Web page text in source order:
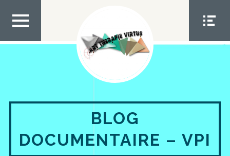
contenu
MEN
MEN
BLOG
DOCUMENTAIRE – VPI